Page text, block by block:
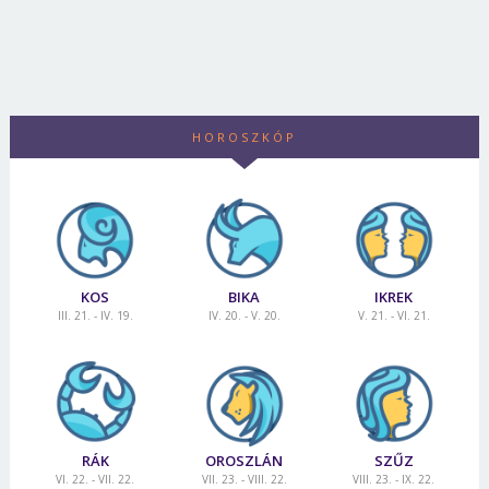
HOROSZKÓP
KOS
III. 21. - IV. 19.
BIKA
IV. 20. - V. 20.
IKREK
V. 21. - VI. 21.
RÁK
VI. 22. - VII. 22.
OROSZLÁN
VII. 23. - VIII. 22.
SZŰZ
VIII. 23. - IX. 22.